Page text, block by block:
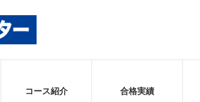
コース紹介 合格実績